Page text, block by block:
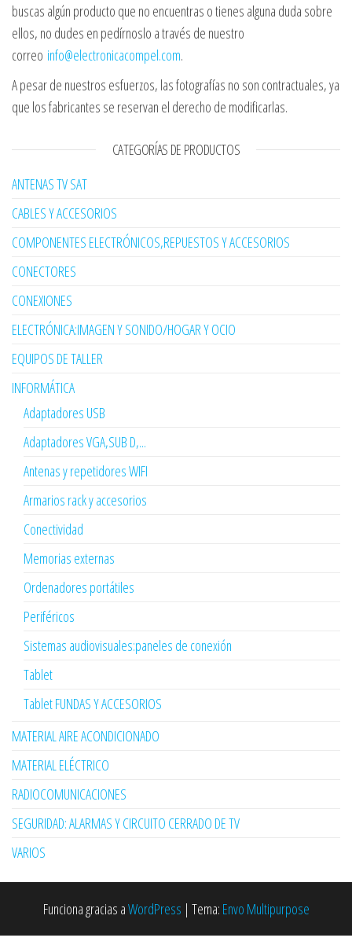
buscas algún producto que no encuentras o tienes alguna duda sobre
ellos, no dudes en pedírnoslo a través de nuestro
correo info@electronicacompel.com.
A pesar de nuestros esfuerzos, las fotografías no son contractuales, ya
que los fabricantes se reservan el derecho de modificarlas.
CATEGORÍAS DE PRODUCTOS
ANTENAS TV SAT
CABLES Y ACCESORIOS
COMPONENTES ELECTRÓNICOS,REPUESTOS Y ACCESORIOS
CONECTORES
CONEXIONES
ELECTRÓNICA:IMAGEN Y SONIDO/HOGAR Y OCIO
EQUIPOS DE TALLER
INFORMÁTICA
Adaptadores USB
Adaptadores VGA,SUB D,...
Antenas y repetidores WIFI
Armarios rack y accesorios
Conectividad
Memorias externas
Ordenadores portátiles
Periféricos
Sistemas audiovisuales:paneles de conexión
Tablet
Tablet FUNDAS Y ACCESORIOS
MATERIAL AIRE ACONDICIONADO
MATERIAL ELÉCTRICO
RADIOCOMUNICACIONES
SEGURIDAD: ALARMAS Y CIRCUITO CERRADO DE TV
VARIOS
Funciona gracias aWordPress | Tema: Envo Multipurpose